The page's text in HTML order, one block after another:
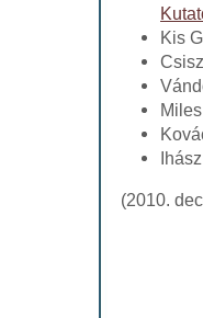
Kis
(2010.